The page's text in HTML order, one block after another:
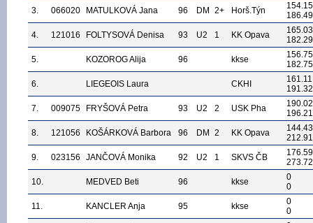
3.
066020 MATULKOVÁ Jana 96 DM 2+ Horš.Týn
154.15
186.49
4.
121016 FOLTYSOVÁ Denisa 93 U2 1 KK Opava
165.03
182.29
5.
KOZOROG Alija 96 kkse
156.75
182.75
6.
LIEGEOIS Laura CKHI
161.11
191.32
7.
009075 FRYŠOVÁ Petra 93 U2 2 USK Pha
190.02
196.21
8.
121056 KOŠÁRKOVÁ Barbora 96 DM 2 KK Opava
144.43
212.91
9.
023156 JANČOVÁ Monika 92 U2 1 SKVS ČB
176.59
273.72
10.
MEDVED Beti 96 kkse
0
0
11.
KANCLER Anja 95 kkse
0
0